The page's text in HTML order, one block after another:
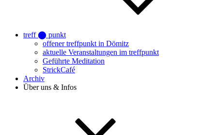
treff ⬤ punkt
offener treffpunkt in Dömitz
aktuelle Veranstaltungen im treffpunkt
Geführte Meditation
StrickCafé
Archiv
Über uns & Infos